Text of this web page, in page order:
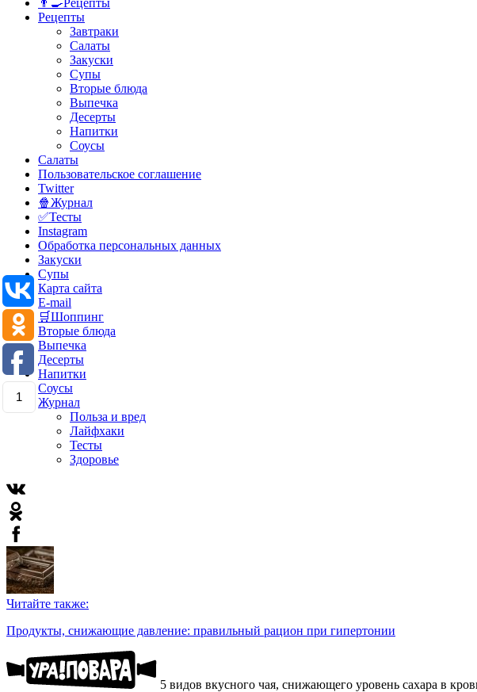
👨‍🍳Рецепты
Рецепты
Завтраки
Салаты
Закуски
Супы
Вторые блюда
Выпечка
Десерты
Напитки
Соусы
Салаты
Пользовательское соглашение
Twitter
🍿Журнал
✅Тесты
Instagram
Обработка персональных данных
Закуски
Супы
Карта сайта
E-mail
🛒Шоппинг
Вторые блюда
Выпечка
Десерты
Напитки
Соусы
Журнал
Польза и вред
Лайфхаки
Тесты
Здоровье
Читайте также:
Продукты, снижающие давление: правильный рацион при гипертонии
5 видов вкусного чая, снижающего уровень сахара в
1